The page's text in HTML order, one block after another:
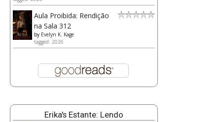
Aula Proibida: Rendição
na Sala 312
by Evelyn K. Kage
tagged: 2026
Erika's Estante: Lendo